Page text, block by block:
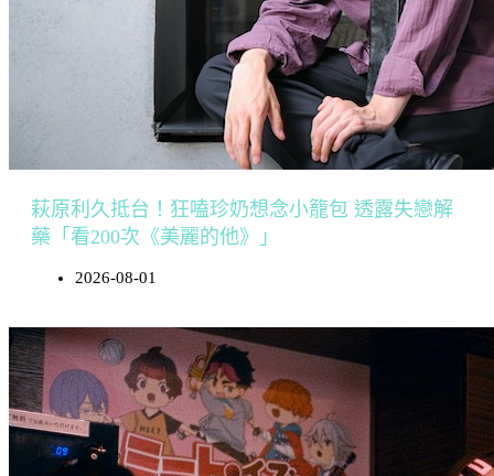
萩原利久抵台！狂嗑珍奶想念小籠包 透露失戀解
藥「看200次《美麗的他》」
2026-08-01